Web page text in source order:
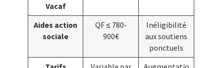
Vacaf
Aides action
sociale
QF ≤ 780-
900€
Inéligibilité
aux soutiens
ponctuels